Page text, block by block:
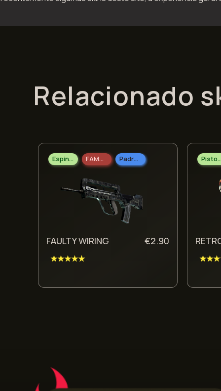
Relacionado
Espingarda FAMAS Padrão Doméstico
FAULTY WIRING €2.90
★★★★★
Pistolas